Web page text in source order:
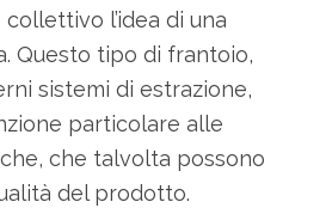
collettivo l’idea di una
Questo tipo di frantoio,
sistemi di estrazione,
particolare alle
che talvolta possono
del prodotto.